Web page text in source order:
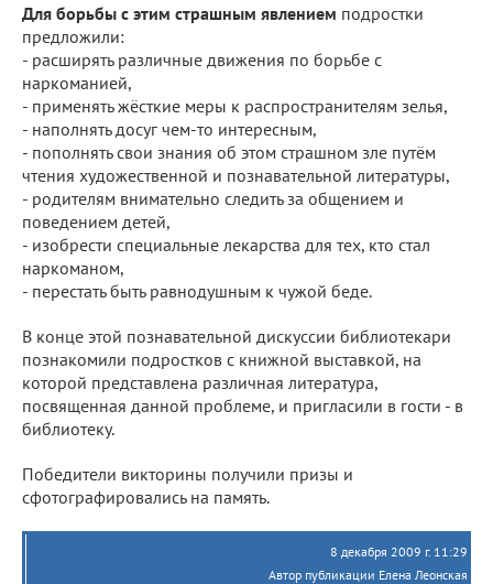
Для борьбы с этим страшным явлением подростки
предложили:
- расширять различные движения по борьбе с
наркоманией,
- применять жёсткие меры к распространителям зелья,
- наполнять досуг чем-то интересным,
- пополнять свои знания об этом страшном зле путём
чтения художественной и познавательной литературы,
- родителям внимательно следить за общением и
поведением детей,
- изобрести специальные лекарства для тех, кто стал
наркоманом,
- перестать быть равнодушным к чужой беде.
В конце этой познавательной дискуссии библиотекари
познакомили подростков с книжной выставкой, на
которой представлена различная литература,
посвященная данной проблеме, и пригласили в гости - в
библиотеку.
Победители викторины получили призы и
сфотографировались на память.
8 декабря 2009 г. 11:29
Автор публикации Елена Леонская